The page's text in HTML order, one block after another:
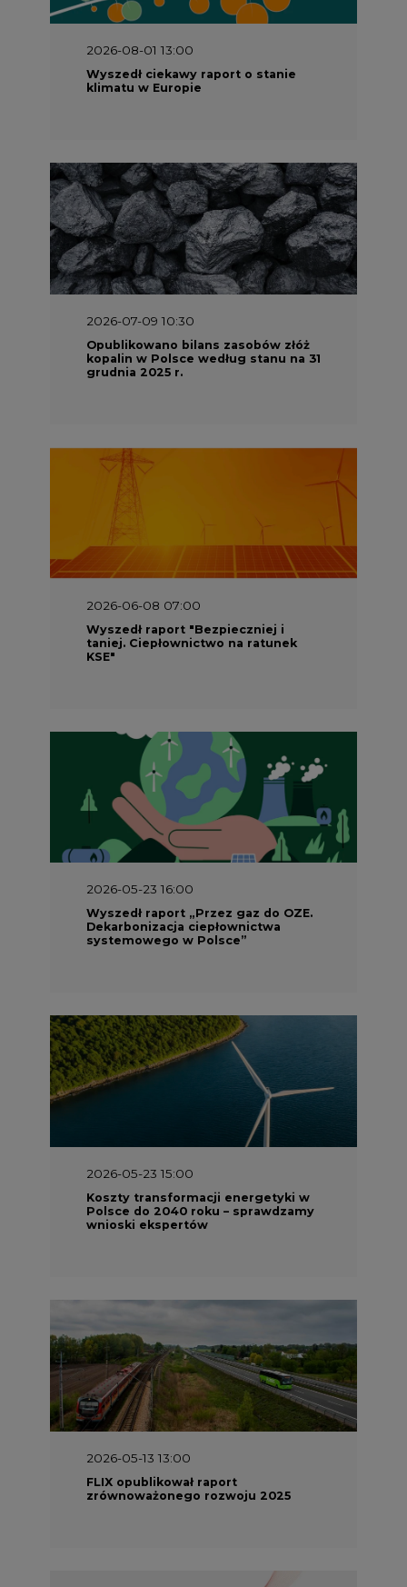
2026-08-01 13:00
Wyszedł ciekawy raport o stanie
klimatu w Europie
2026-07-09 10:30
Opublikowano bilans zasobów złóż
kopalin w Polsce według stanu na 31
grudnia 2025 r.
2026-06-08 07:00
Wyszedł raport "Bezpieczniej i
taniej. Ciepłownictwo na ratunek
KSE"
2026-05-23 16:00
Wyszedł raport „Przez gaz do OZE.
Dekarbonizacja ciepłownictwa
systemowego w Polsce”
2026-05-23 15:00
Koszty transformacji energetyki w
Polsce do 2040 roku – sprawdzamy
wnioski ekspertów
2026-05-13 13:00
FLIX opublikował raport
zrównoważonego rozwoju 2025